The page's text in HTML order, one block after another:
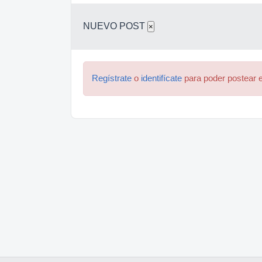
NUEVO POST ×
Regístrate o identifícate para poder postear